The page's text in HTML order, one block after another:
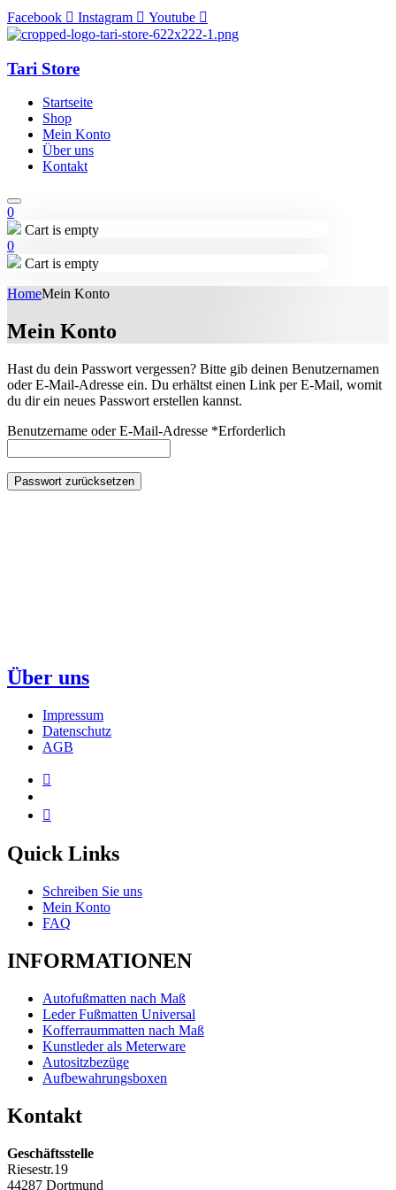
Facebook Instagram Youtube
Tari Store
Startseite
Shop
Mein Konto
Über uns
Kontakt
0
Cart is empty
0
Cart is empty
HomeMein Konto
Mein Konto
Hast du dein Passwort vergessen? Bitte gib deinen Benutzernamen
oder E-Mail-Adresse ein. Du erhältst einen Link per E-Mail, womit
du dir ein neues Passwort erstellen kannst.
Benutzername oder E-Mail-Adresse *Erforderlich
Passwort zurücksetzen
Über uns
Impressum
Datenschutz
AGB
Quick Links
Schreiben Sie uns
Mein Konto
FAQ
INFORMATIONEN
Autofußmatten nach Maß
Leder Fußmatten Universal
Kofferraummatten nach Maß
Kunstleder als Meterware
Autositzbezüge
Aufbewahrungsboxen
Kontakt
Geschäftsstelle
Riesestr.19
44287 Dortmund